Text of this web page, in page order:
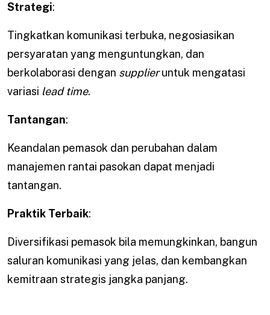
Strategi:
Tingkatkan komunikasi terbuka, negosiasikan
persyaratan yang menguntungkan, dan
berkolaborasi dengan supplieruntuk mengatasi
variasi lead time.
Tantangan:
Keandalan pemasok dan perubahan dalam
manajemen rantai pasokan dapat menjadi
tantangan.
Praktik Terbaik:
Diversifikasi pemasok bila memungkinkan, bangun
saluran komunikasi yang jelas, dan kembangkan
kemitraan strategis jangka panjang.